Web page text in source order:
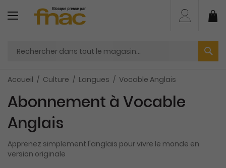
contenu
Accueil Culture Langues Vocable Anglais
Abonnement à Vocable
Anglais
Apprenez simplement l'anglais pour vivre le monde en
version originale